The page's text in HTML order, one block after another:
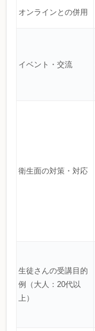
オンラインとの併用
イベント・交流
衛生面の対策・対応
生徒さんの受講目的
例（大人：20代以
上）